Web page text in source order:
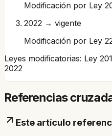
Modificación por Ley
2022 → vigente
Modificación por Ley
Leyes modificatorias: Ley
2022
Referencias
Este artículo